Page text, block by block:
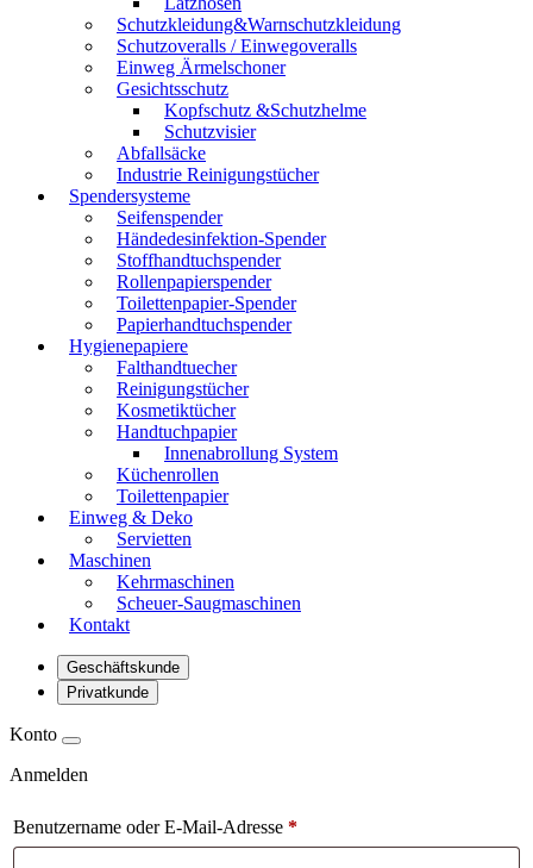
Schutzkleidung&Warnschutzkleidung
Schutzoveralls / Einwegoveralls
Einweg Ärmelschoner
Gesichtsschutz
Kopfschutz &Schutzhelme
Schutzvisier
Abfallsäcke
Industrie Reinigungstücher
Spendersysteme
Seifenspender
Händedesinfektion-Spender
Stoffhandtuchspender
Rollenpapierspender
Toilettenpapier-Spender
Papierhandtuchspender
Hygienepapiere
Falthandtuecher
Reinigungstücher
Kosmetiktücher
Handtuchpapier
Innenabrollung System
Küchenrollen
Toilettenpapier
Einweg & Deko
Servietten
Maschinen
Kehrmaschinen
Scheuer-Saugmaschinen
Kontakt
Geschäftskunde
Privatkunde
Konto
Anmelden
Benutzername oder E-Mail-Adresse *